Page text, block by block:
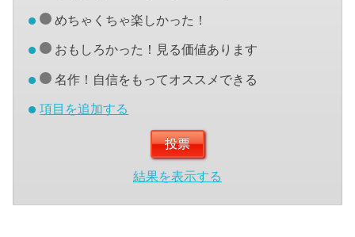
めちゃくちゃ楽しかった！
おもしろかった！見る価値あります
名作！自信をもってオススメできる
項目を追加する
結果を表示する